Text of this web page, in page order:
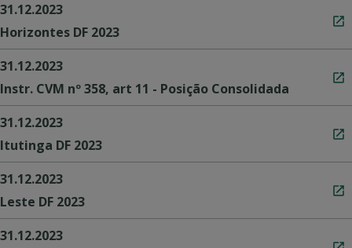
31.12.2023
Horizontes DF 2023
31.12.2023
Instr. CVM nº 358, art 11 - Posição Consolidada
31.12.2023
Itutinga DF 2023
31.12.2023
Leste DF 2023
31.12.2023